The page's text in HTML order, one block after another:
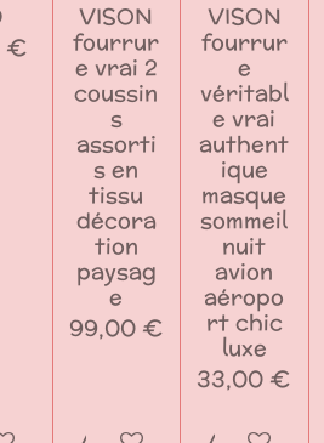
€
VISON
fourrur
e vrai 2
coussin
s
assorti
s en
tissu
décora
tion
paysag
e
99,00 €
VISON
fourrur
e
véritabl
e vrai
authent
ique
masque
sommeil
nuit
avion
aéropo
rt chic
luxe
33,00 €